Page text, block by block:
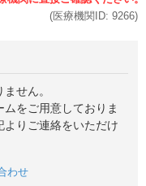
(医療機関ID: 9266)
せん。
をご用意しておりま
りご連絡をいただけ
わせ